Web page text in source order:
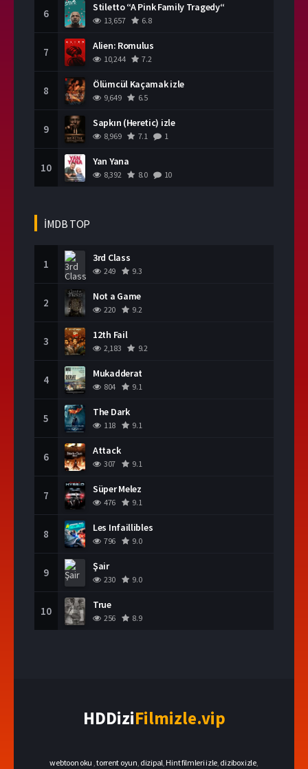
6 Stiletto “A Pink Family Tragedy“
13,657 6.8
7 Alien: Romulus
10,244 7.2
8 Ölümcül Kaçamak izle
9,649 6.5
9 Sapkın (Heretic) izle
8,969 7.1 1
10 Yan Yana
8,392 8.0 10
İMDB TOP
1 3rd Class
249 9.3
2 Not a Game
220 9.2
3 12th Fail
2,183 9.2
4 Mukadderat
804 9.1
5 The Dark
118 9.1
6 Attack
307 9.1
7 Süper Melez
476 9.1
8 Les Infaillibles
796 9.0
9 Şair
230 9.0
10 True
256 8.9
HDDiziFilmizle.vip
webtoon oku ,torrent oyun, dizipal, Hint filmleri izle, dizibox izle,